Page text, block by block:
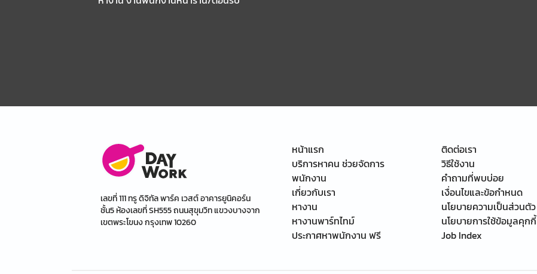
เลขที่ 111 ทรู ดิจิทัล พาร์ค เวสต์ อาคารยูนิคอร์น
ชั้น5 ห้องเลขที่ SH555 ถนนสุขุมวิท แขวงบางจาก
เขตพระโขนง กรุงเทพ 10260
หน้าแรก
บริการหาคน ช่วยจัดการ
พนักงาน
เกี่ยวกับเรา
หางาน
หางานพาร์ทไทม์
ประกาศหาพนักงาน ฟรี
ติดต่อเรา
วิธีใช้งาน
คำถามที่พบบ่อย
เงื่อนไขและข้อกำหนด
นโยบายความเป็นส่วนตัว
นโยบายการใช้ข้อมูลคุกกี้
Job Index